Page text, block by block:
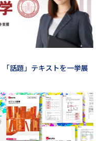
話題」テキストを一挙展